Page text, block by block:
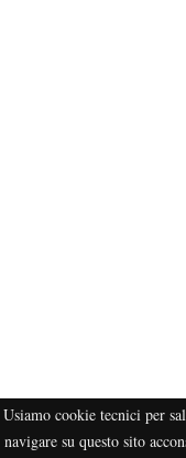
Usiamo cookie tecnici per
navigare su questo sito